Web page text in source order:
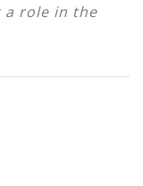
role in the